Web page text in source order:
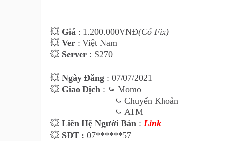
💥 Giá : 1.200.000VNĐ(Có Fix)
💥 Ver : Việt Nam
💥 Server : S270
💥 Ngày Đăng : 07/07/2021
💥 Giao Dịch : ⤿ Momo
⤿ Chuyển Khoản
⤿ ATM
💥 Liên Hệ Người Bán : Link
💥 SĐT : 07******57